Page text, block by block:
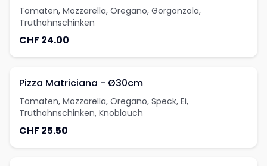
Tomaten, Mozzarella, Oregano, Gorgonzola,
Truthahnschinken
CHF 24.00
Pizza Matriciana - Ø30cm
Tomaten, Mozzarella, Oregano, Speck, Ei,
Truthahnschinken, Knoblauch
CHF 25.50